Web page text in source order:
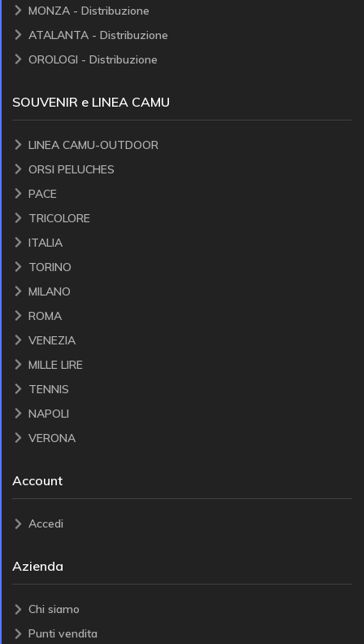
MONZA - Distribuzione
ATALANTA - Distribuzione
OROLOGI - Distribuzione
SOUVENIR e LINEA CAMU
LINEA CAMU-OUTDOOR
ORSI PELUCHES
PACE
TRICOLORE
ITALIA
TORINO
MILANO
ROMA
VENEZIA
MILLE LIRE
TENNIS
NAPOLI
VERONA
Account
Accedi
Azienda
Chi siamo
Punti vendita